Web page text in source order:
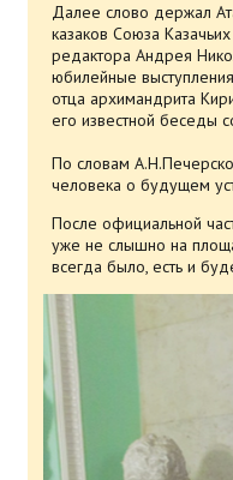
Далее слово держал
казаков Союза
редактора Андрея
юбилейные
отца архимандрита
его известной беседы
По словам
человека о будущем
После официальной
уже не слышно на
всегда было, есть и